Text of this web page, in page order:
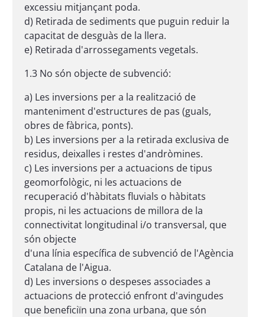
excessiu mitjançant poda.
d) Retirada de sediments que puguin reduir la
capacitat de desguàs de la llera.
e) Retirada d'arrossegaments vegetals.
1.3 No són objecte de subvenció:
a) Les inversions per a la realització de
manteniment d'estructures de pas (guals,
obres de fàbrica, ponts).
b) Les inversions per a la retirada exclusiva de
residus, deixalles i restes d'andròmines.
c) Les inversions per a actuacions de tipus
geomorfològic, ni les actuacions de
recuperació d'hàbitats fluvials o hàbitats
propis, ni les actuacions de millora de la
connectivitat longitudinal i/o transversal, que
són objecte
d'una línia específica de subvenció de l'Agència
Catalana de l'Aigua.
d) Les inversions o despeses associades a
actuacions de protecció enfront d'avingudes
que beneficiïn una zona urbana, que són